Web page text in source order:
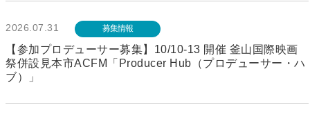
2026.07.31 募集情報
【参加プロデューサー募集】10/10-13 開催 釜山国際映画
祭併設見本市ACFM「Producer Hub（プロデューサー・ハ
ブ）」